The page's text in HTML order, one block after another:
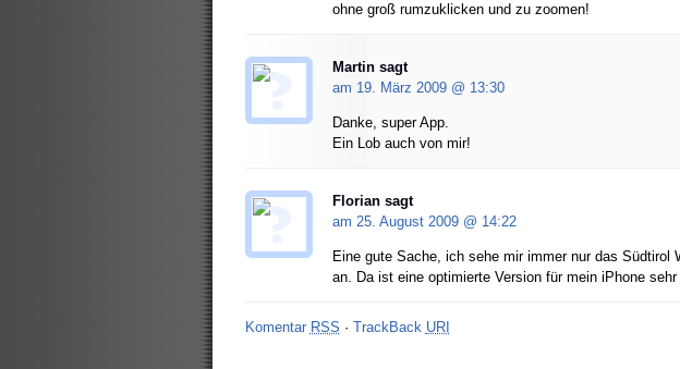
ohne groß rumzuklicken und zu zoomen!
Martin sagt
am 19. März 2009 @ 13:30
Danke, super App.
Ein Lob auch von mir!
Floriansagt
am 25. August 2009 @ 14:22
Eine gute Sache, ich sehe mir immer nur das Südtirol
an. Da ist eine optimierte Version für mein iPhone
Komentar RSS · TrackBack URI